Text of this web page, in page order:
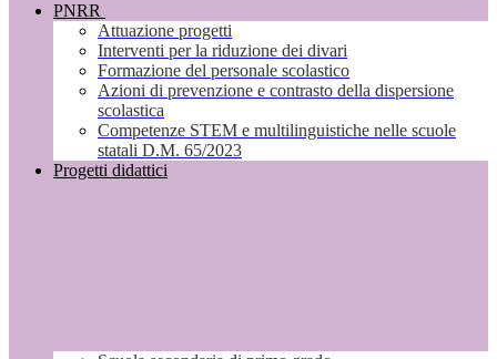
PNRR
Attuazione progetti
Interventi per la riduzione dei divari
Formazione del personale scolastico
Azioni di prevenzione e contrasto della dispersione
scolastica
Competenze STEM e multilinguistiche nelle scuole
statali D.M. 65/2023
Progetti didattici